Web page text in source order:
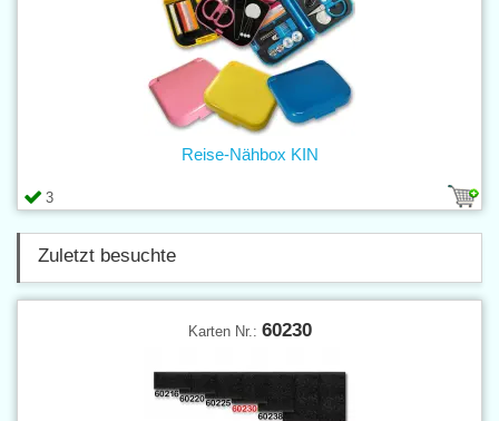
3
Reise-Nähbox KIN
Zuletzt besuchte
Karten Nr.: 60230